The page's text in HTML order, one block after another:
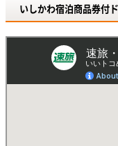
いしかわ宿泊商品券付